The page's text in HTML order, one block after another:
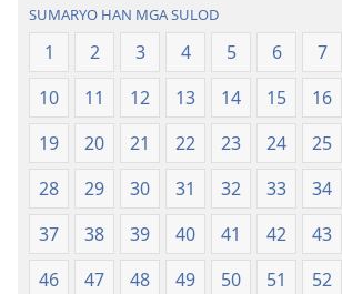
SUMARYO HAN MGA SULOD
1 2 3 4 5 6 7
10
11 12 13 14 15 16
19
20 21 22 23 24 25
28
29 30 31 32 33 34
37
38 39 40 41 42 43
46
47 48 49 50 51 52